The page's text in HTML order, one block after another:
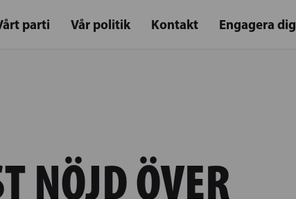
parti Vår politik Kontakt Engagera dig
NÖJD ÖVER